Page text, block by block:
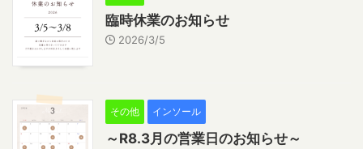
臨時休業のお知らせ
2026/3/5
その他 インソール
～R8.3月の営業日のお知らせ～